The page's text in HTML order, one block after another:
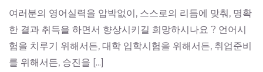
여러분의 영어실력을 압박없이, 스스로의 리듬에 맞춰, 명확
한 결과 취득을 하면서 향상시키길 희망하시나요 ? 언어시
험을 치루기 위해서든, 대학 입학시험을 위해서든, 취업준비
를 위해서든, 승진을 [...]